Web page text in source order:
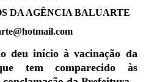
DA AGÊNCIA BALUARTE
deu início à vacinação da
tem comparecido às